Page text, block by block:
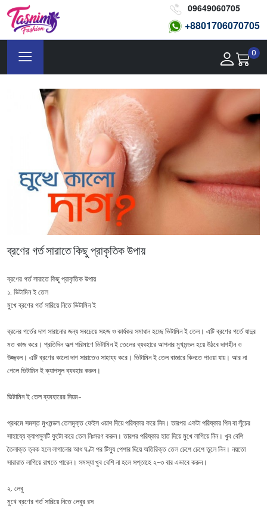
09649060705
+8801706070705
0
ব্রণের গর্ত সারাতে কিছু প্রাকৃতিক উপায়
ব্রণের গর্ত সারাতে কিছু প্রাকৃতিক উপায়
১. ভিটামিন ই তেল
মুখে ব্রণের গর্ত সারিয়ে নিতে ভিটামিন ই
ব্রনের গর্তের দাগ সারানোর জন্য সবচেয়ে সহজ ও কার্যকর সমাধান হচ্ছে ভিটামিন ই তেল। এটি ব্রণের গর্তে যাদুর
মত কাজ করে। প্রতিদিন অল্প পরিমাণে ভিটামিন ই তেলের ব্যবহারে আপনার মুখমন্ডল হয়ে উঠবে দাগহীন ও
উজ্জ্বল। এটি ব্রণের কালো দাগ সারাতেও সাহায্য করে। ভিটামিন ই তেল বাজারে কিনতে পাওয়া যায়। আর না
পেলে ভিটামিন ই ক্যাপসুল ব্যবহার করুন।
ভিটামিন ই তেল ব্যবহারের নিয়ম-
প্রথমে সমস্ত মুখমন্ডল তেলমুক্ত ফেইস ওয়াশ দিয়ে পরিষ্কার করে নিন। তারপর একটা পরিষ্কার পিন বা সূঁচের
সাহায্যে ক্যাপসুলটি ফুটো করে তেল নিঃসরণ করুন। তারপর পরিষ্কার হাত দিয়ে মুখে লাগিয়ে নিন। খুব বেশি
তৈলাক্ত ত্বক হলে লাগানোর আধ ঘণ্টা পর টিস্যু পেপার দিয়ে অতিরিক্ত তেল চেপে চেপে তুলে নিন। নয়তো
সারারাত লাগিয়ে রাখতে পারেন। সমস্যা খুব বেশি না হলে সপ্তাহে ২-৩ বার এভাবে করুন।
২. লেবু
মুখে ব্রণের গর্ত সারিয়ে নিতে লেবুর রস